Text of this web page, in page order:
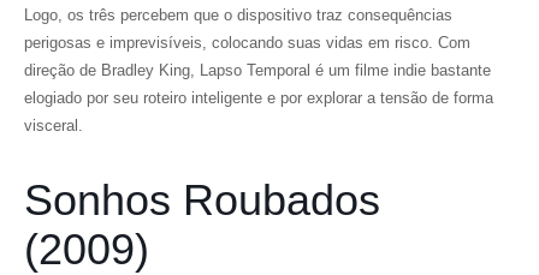
Logo, os três percebem que o dispositivo traz consequências
perigosas e imprevisíveis, colocando suas vidas em risco. Com
direção de Bradley King, Lapso Temporal é um filme indie bastante
elogiado por seu roteiro inteligente e por explorar a tensão de forma
visceral.
Sonhos Roubados
(2009)